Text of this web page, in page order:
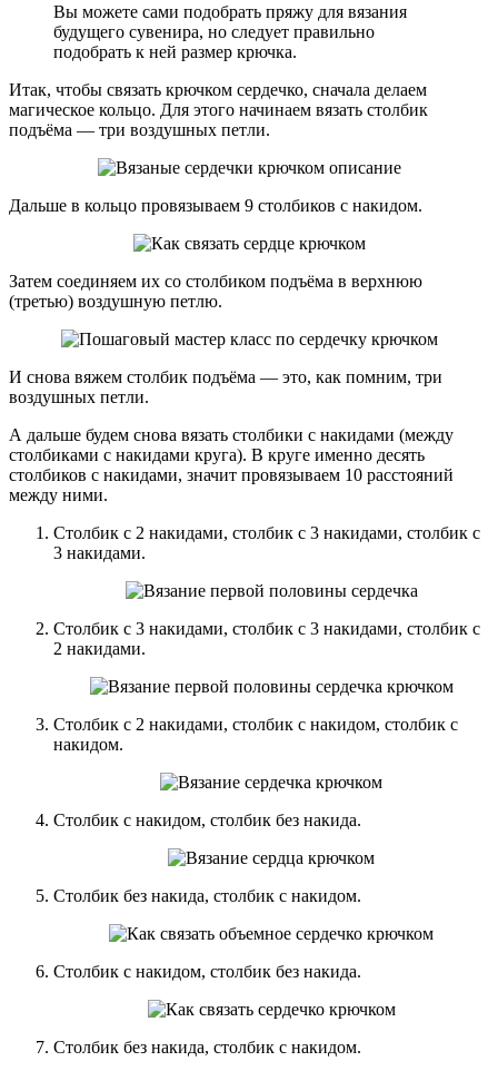
Вы можете сами подобрать пряжу для вязания
будущего сувенира, но следует правильно
подобрать к ней размер крючка.
Итак, чтобы связать крючком сердечко, сначала делаем
магическое кольцо. Для этого начинаем вязать столбик
подъёма — три воздушных петли.
Дальше в кольцо провязываем 9 столбиков с накидом.
Затем соединяем их со столбиком подъёма в верхнюю
(третью) воздушную петлю.
И снова вяжем столбик подъёма — это, как помним, три
воздушных петли.
А дальше будем снова вязать столбики с накидами (между
столбиками с накидами круга). В круге именно десять
столбиков с накидами, значит провязываем 10 расстояний
между ними.
Столбик с 2 накидами, столбик с 3 накидами, столбик с
3 накидами.
Столбик с 3 накидами, столбик с 3 накидами, столбик с
2 накидами.
Столбик с 2 накидами, столбик с накидом, столбик с
накидом.
Столбик с накидом, столбик без накида.
Столбик без накида, столбик с накидом.
Столбик с накидом, столбик без накида.
Столбик без накида, столбик с накидом.